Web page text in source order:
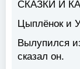
СКАЗКИ И
Цыплёнок и
Вылупился
сказал он.